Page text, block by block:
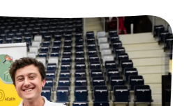
každé dva
na údržbu tak v
nepresiahnu
korún.